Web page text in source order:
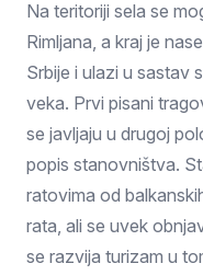
Na teritoriji sela se
Rimljana, a kraj je
Srbije i ulazi u sastav
veka. Prvi pisani
se javljaju u drugoj
popis stanovništva.
ratovima od
rata, ali se uvek
se razvija turizam u